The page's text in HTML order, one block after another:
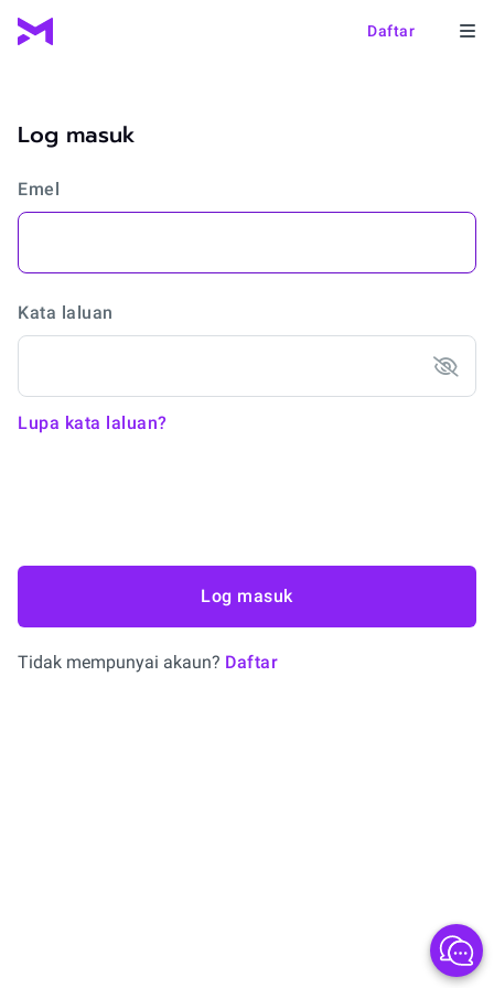
Daftar
Log masuk
Emel
Kata laluan
Lupa kata laluan?
Log masuk
Tidak mempunyai akaun? Daftar